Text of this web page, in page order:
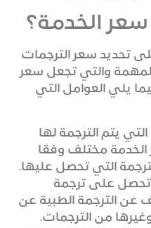
الخدمة؟
تحديد سعر الترجمات
والتي تجعل سعر
يلي العوامل التي
يتم الترجمة لها
مختلف وفقا
التي تحصل عليها.
تحصل على ترجمة
عن الترجمة الطبية عن
وغيرها من الترجمات.